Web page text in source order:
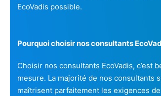
EcoVadis possible.
Pourquoi choisir nos consultants
Choisir nos consultants EcoVadis, c’est
mesure. La majorité de nos consultants
maîtrisent parfaitement les exigences